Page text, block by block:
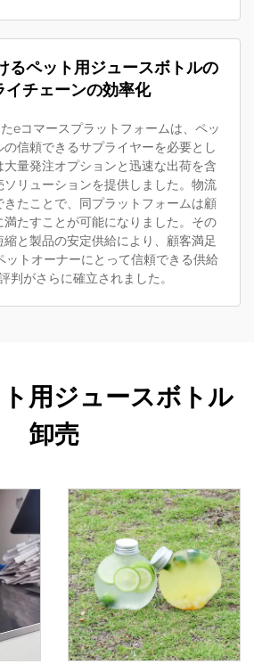
るペット用ジュースボトルの
イチェーンの効率化
eコマースプラットフォームは、ペッ
の信頼できるサプライヤーを必要とし
量発注オプションと迅速な出荷を含
リューションを提供しました。物流
たことで、同プラットフォームは顧
たすことが可能になりました。その
と製品の安定供給により、顧客満足
トオーナーにとって信頼できる供給
判がさらに確立されました。
用ジュースボトル
卸売